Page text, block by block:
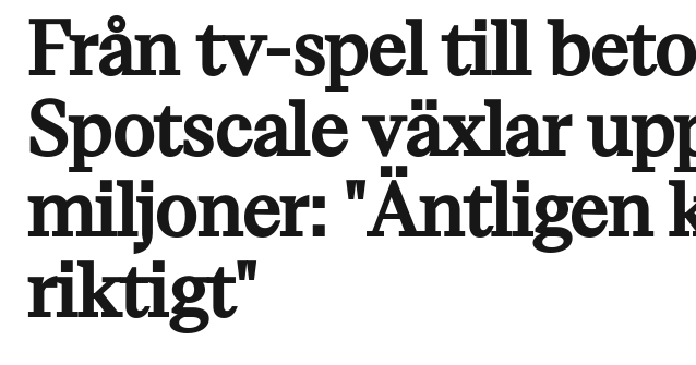
Från tv-spel till
Spotscale växlar
miljoner: "Äntligen
riktigt"